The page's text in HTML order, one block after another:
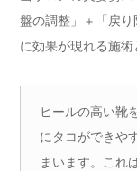
盤の調整」＋「戻
に効果が現れる施術
ヒールの高い靴
にタコができや
まいます。これ